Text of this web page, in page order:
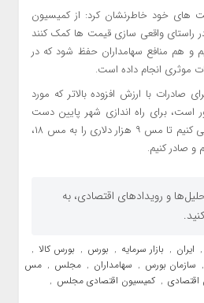
خود خاطرنشان کرد: از کمیسیون
راستای واقعی سازی قیمت ها کمک کنند
و هم منافع سهامداران حفظ شود که در
موثری انجام داده است.
صادرات با ارزش افزوده بالاتر که مورد
است، برای راه اندازی شهر پایین دست
مس در کرمان اعلام آمادگی می کنیم تا مس ۹ هزار دلاری را به مس ۱۸،
و رویدادهای اقتصادی، به
, ایران , بازار سرمایه , بورس , بورس کالا ,
, سازمان بورس , سهامداران , مجلس , مس
اقتصادی , کمیسیون اقتصادی مجلس ,